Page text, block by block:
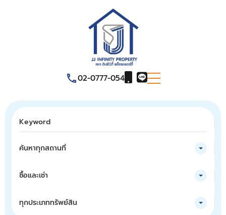
02-0777-054
ค้นหาทุกสถานที่
ซื้อและเช่า
ทุกประเภททรัพย์สิน